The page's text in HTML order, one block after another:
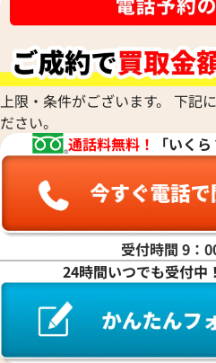
ハ行
マ行
ヤ行
ワ行
上限・条件がございます。 下記
ださい。
通話料無料！
「いく
受付時間 9：
24時間いつでも受付中